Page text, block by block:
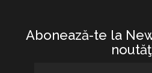
Abonează-te la